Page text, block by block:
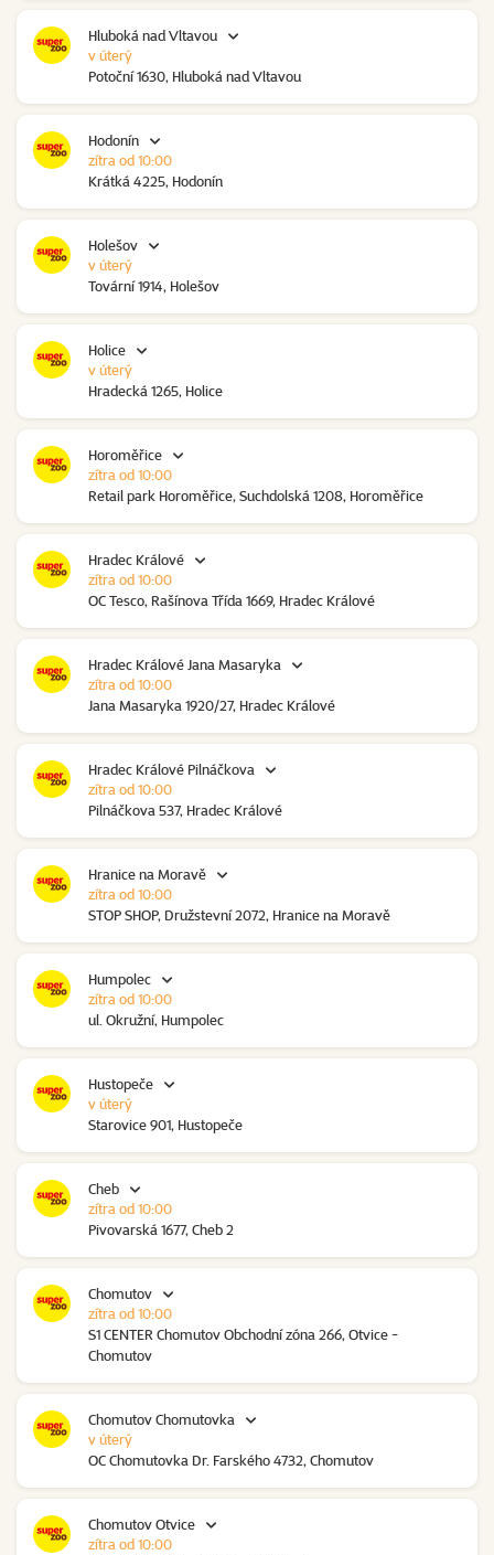
Hluboká nad Vltavou
Potoční 1630, Hluboká nad Vltavou
v úterý
Hodonín
Krátká 4225, Hodonín
zítra od 10:00
Holešov
Tovární 1914, Holešov
v úterý
Holice
Hradecká 1265, Holice
v úterý
Horoměřice
Retail park Horoměřice, Suchdolská 1208, Horoměřice
zítra od 10:00
Hradec Králové
OC Tesco, Rašínova Třída 1669, Hradec Králové
zítra od 10:00
Hradec Králové Jana Masaryka
Jana Masaryka 1920/27, Hradec Králové
zítra od 10:00
Hradec Králové Pilnáčkova
Pilnáčkova 537, Hradec Králové
zítra od 10:00
Hranice na Moravě
STOP SHOP, Družstevní 2072, Hranice na Moravě
zítra od 10:00
Humpolec
ul. Okružní, Humpolec
zítra od 10:00
Hustopeče
Starovice 901, Hustopeče
v úterý
Cheb
Pivovarská 1677, Cheb 2
zítra od 10:00
Chomutov
S1 CENTER Chomutov Obchodní zóna 266, Otvice -
Chomutov
zítra od 10:00
Chomutov Chomutovka
OC Chomutovka Dr. Farského 4732, Chomutov
v úterý
Chomutov Otvice
zítra od 10:00